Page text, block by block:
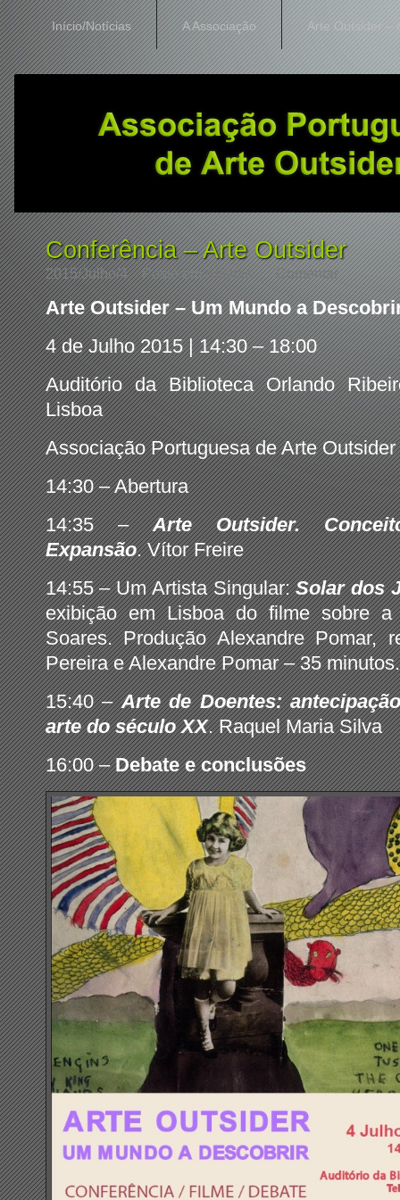
Início/Notícias A Associação Arte Outsider –
Conferência – Arte Outsider
2015/Julho/4 Posto emArtistas Comentar
Arte Outsider – Um Mundo a
4 de Julho 2015 | 14:30 – 18:00
Auditório da Biblioteca Orlando
Lisboa
Associação Portuguesa de Arte Outsider
14:30 – Abertura
14:35 –Arte Outsider.
Expansão. Vítor Freire
14:55 – Um Artista Singular:Solar dos
exibição em Lisboa do filme sobre
Soares. Produção Alexandre Pomar,
Pereira e Alexandre Pomar – 35 minutos.
15:40 –Arte de Doentes:
arte do século XX. Raquel Maria Silva
16:00 –Debate e conclusões